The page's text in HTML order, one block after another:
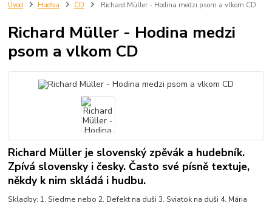
Úvod Hudba CD Richard Müller - Hodina medzi psom a vlkom CD
Richard Müller - Hodina medzi
psom a vlkom CD
Richard Müller je slovenský zpěvák a hudebník.
Zpívá slovensky i česky. Často své písně textuje,
někdy k nim skládá i hudbu.
Skladby: 1. Siedme nebo 2. Defekt na duši 3. Sviatok na duši 4. Mária